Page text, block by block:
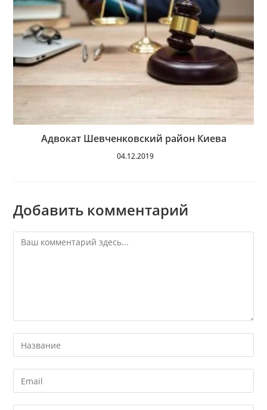
Адвокат Шевченковский район Киева
04.12.2019
Добавить комментарий